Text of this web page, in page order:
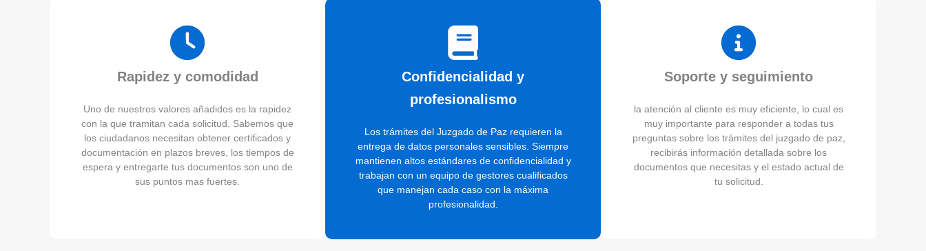
Rapidez y comodidad
Uno de nuestros valores añadidos es la rapidez
con la que tramitan cada solicitud. Sabemos que
los ciudadanos necesitan obtener certificados y
documentación en plazos breves, los tiempos de
espera y entregarte tus documentos son uno de
sus puntos mas fuertes.
Confidencialidad y
profesionalismo
Los trámites del Juzgado de Paz requieren la
entrega de datos personales sensibles. Siempre
mantienen altos estándares de confidencialidad y
trabajan con un equipo de gestores cualificados
que manejan cada caso con la máxima
profesionalidad.
Soporte y seguimiento
la atención al cliente es muy eficiente, lo cual es
muy importante para responder a todas tus
preguntas sobre los trámites del juzgado de paz,
recibirás información detallada sobre los
documentos que necesitas y el estado actual de
tu solicitud.